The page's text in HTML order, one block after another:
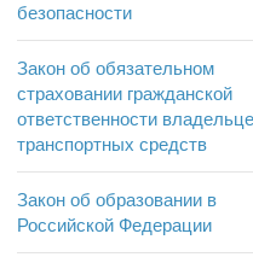
безопасности
Закон об обязательном
страховании гражданской
ответственности
транспортных средств
Закон об образовании в
Российской Федерации